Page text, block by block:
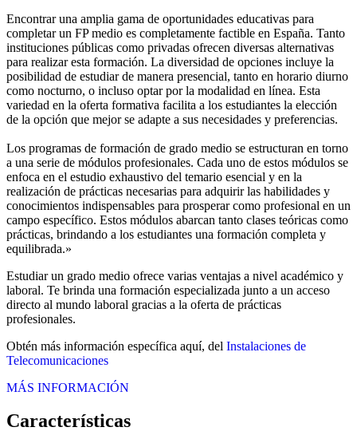
Encontrar una amplia gama de oportunidades educativas para
completar un FP medio es completamente factible en España. Tanto
instituciones públicas como privadas ofrecen diversas alternativas
para realizar esta formación. La diversidad de opciones incluye la
posibilidad de estudiar de manera presencial, tanto en horario diurno
como nocturno, o incluso optar por la modalidad en línea. Esta
variedad en la oferta formativa facilita a los estudiantes la elección
de la opción que mejor se adapte a sus necesidades y preferencias.
Los programas de formación de grado medio se estructuran en torno
a una serie de módulos profesionales. Cada uno de estos módulos se
enfoca en el estudio exhaustivo del temario esencial y en la
realización de prácticas necesarias para adquirir las habilidades y
conocimientos indispensables para prosperar como profesional en un
campo específico. Estos módulos abarcan tanto clases teóricas como
prácticas, brindando a los estudiantes una formación completa y
equilibrada.»
Estudiar un grado medio ofrece varias ventajas a nivel académico y
laboral. Te brinda una formación especializada junto a un acceso
directo al mundo laboral gracias a la oferta de prácticas
profesionales.
Obtén más información específica aquí, del Instalaciones de
Telecomunicaciones
MÁS INFORMACIÓN
Características